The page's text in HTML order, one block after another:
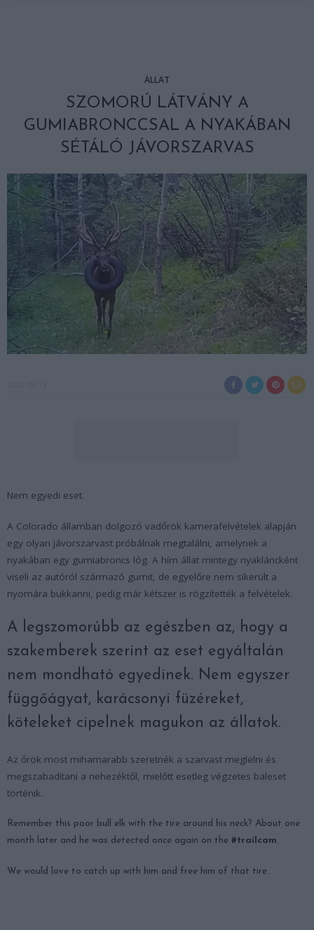
ÁLLAT
SZOMORÚ LÁTVÁNY A
GUMIABRONCCSAL A NYAKÁBAN
SÉTÁLÓ JÁVORSZARVAS
Nem egyedi eset.
A Colorado államban dolgozó vadőrök kamerafelvételek alapján
egy olyan jávorszarvast próbálnak megtalálni, amelynek a
nyakában egy gumiabroncs lóg. A hím állat mintegy nyakláncként
viseli az autóról származó gumit, de egyelőre nem sikerült a
nyomára bukkanni, pedig már kétszer is rögzítették a felvételek.
A legszomorúbb az egészben az, hogy a
szakemberek szerint az eset egyáltalán
nem mondható egyedinek. Nem egyszer
függőágyat, karácsonyi füzéreket,
köteleket cipelnek magukon az állatok.
Az őrök most mihamarabb szeretnék a szarvast meglelni és
megszabadítani a nehezéktől, mielőtt esetleg végzetes baleset
történik.
Remember this poor bull elk with the tire around his neck? About one
month later and he was detected once again on the #trailcam.
We would love to catch up with him and free him of that tire.